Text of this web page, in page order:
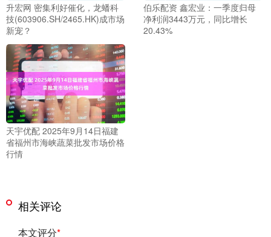
升宏网 密集利好催化，龙蟠科
技(603906.SH/2465.HK)成市场
新宠？
伯乐配资 鑫宏业：一季度归母
净利润3443万元，同比增长
20.43%
天宇优配 2025年9月14日福建
省福州市海峡蔬菜批发市场价格
行情
相关评论
本文评分*